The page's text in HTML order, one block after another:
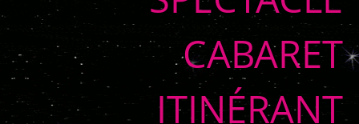
CABARET
ITINÉRANT